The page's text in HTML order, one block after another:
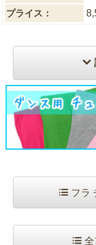
プライス：
フラ
全